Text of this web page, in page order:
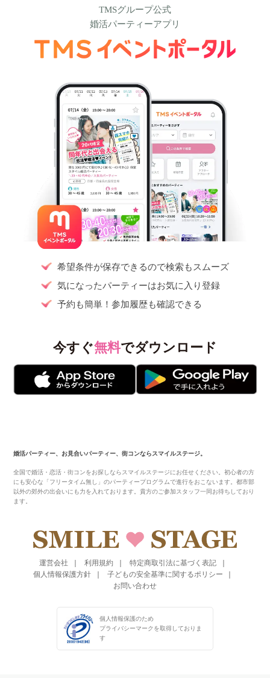
TMSグループ公式
婚活パーティーアプリ
希望条件が保存できるので検索もスムーズ
気になったパーティーはお気に入り登録
予約も簡単！参加履歴も確認できる
今すぐ無料でダウンロード
婚活パーティー、お見合いパーティー、街コンならスマイルステージ。
全国で婚活・恋活・街コンをお探しならスマイルステージにお任せください。初心者の方
にも安心な「フリータイム無し」のパーティープログラムで進行をおこないます。都市部
以外の郊外の出会いにも力を入れております。貴方のご参加スタッフ一同お待ちしており
ます。
運営会社 利用規約
特定商取引法に基づく表記
個人情報保護方針
子どもの安全基準に関するポリシー
お問い合わせ
個人情報保護のため
プライバシーマークを取得しておりま
す